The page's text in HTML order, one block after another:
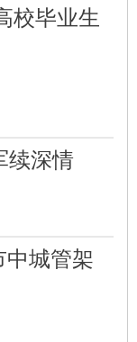
校毕业生
续深情
中城管架